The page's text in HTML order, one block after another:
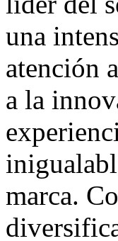
una
atención
a la
marca.